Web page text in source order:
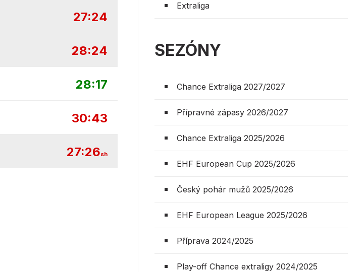
27:24
28:24
28:17
30:43
27:26sh
Extraliga
SEZÓNY
Chance Extraliga 2027/2027
Přípravné zápasy 2026/2027
Chance Extraliga 2025/2026
EHF European Cup 2025/2026
Český pohár mužů 2025/2026
EHF European League 2025/2026
Příprava 2024/2025
Play-off Chance extraligy 2024/2025